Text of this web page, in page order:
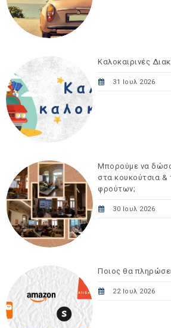
Καλοκαιρινές
31 Ιουλ 2026
Μπορούμε να
στα κουκούτσια &
φρούτων;
30 Ιουλ 2026
Ποιος θα
22 Ιουλ 2026